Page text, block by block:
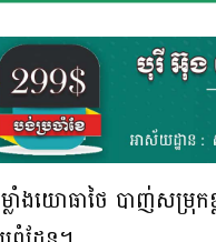
ងយោធាថៃ បាញ់សម្រុកខ្